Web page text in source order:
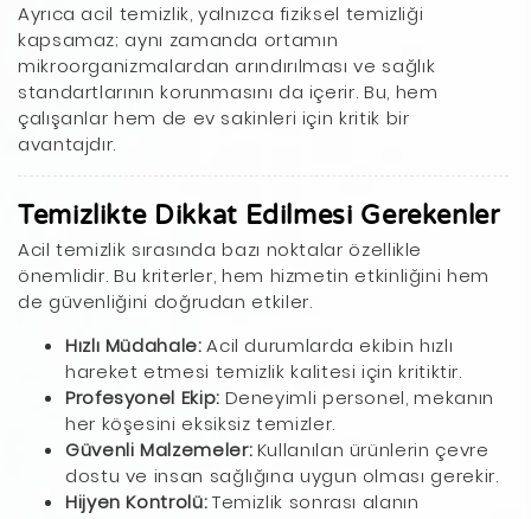
Ayrıca acil temizlik, yalnızca fiziksel temizliği
kapsamaz; aynı zamanda ortamın
mikroorganizmalardan arındırılması ve sağlık
standartlarının korunmasını da içerir. Bu, hem
çalışanlar hem de ev sakinleri için kritik bir
avantajdır.
Temizlikte Dikkat Edilmesi Gerekenler
Acil temizlik sırasında bazı noktalar özellikle
önemlidir. Bu kriterler, hem hizmetin etkinliğini hem
de güvenliğini doğrudan etkiler.
Hızlı Müdahale:Acil durumlarda ekibin hızlı
hareket etmesi temizlik kalitesi için kritiktir.
Profesyonel Ekip:Deneyimli personel, mekanın
her köşesini eksiksiz temizler.
Güvenli Malzemeler:Kullanılan ürünlerin çevre
dostu ve insan sağlığına uygun olması gerekir.
Hijyen Kontrolü:Temizlik sonrası alanın